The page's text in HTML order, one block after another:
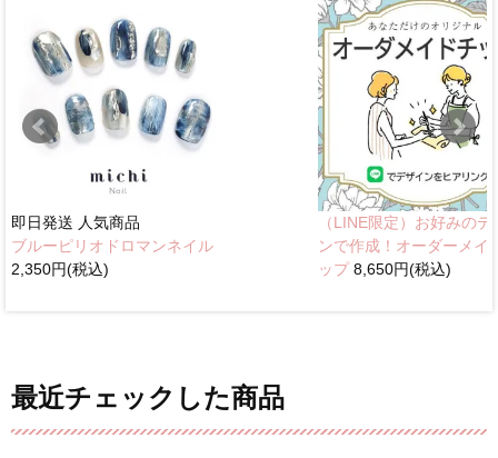
即日発送 人気商品
ブルーピリオドロマンネイル
2,350円(税込)
（LINE限定）お好みのデ
ンで作成！オーダーメイ
ップ8,650円(税込)
最近チェックした商品